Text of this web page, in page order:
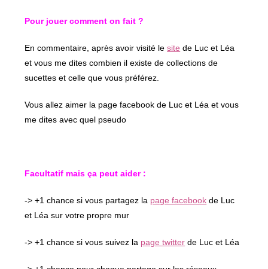
Pour jouer comment on fait ?
En commentaire, après avoir visité lesite de Luc et Léa
et vous me dites combien il existe de collections de
sucettes et celle que vous préférez.
Vous allez aimer la page facebook de Luc et Léa et vous
me dites avec quel pseudo
Facultatif mais ça peut aider :
-> +1 chance si vous partagez la page facebook de Luc
et Léa sur votre propre mur
-> +1 chance si vous suivez la page twitter de Luc et Léa